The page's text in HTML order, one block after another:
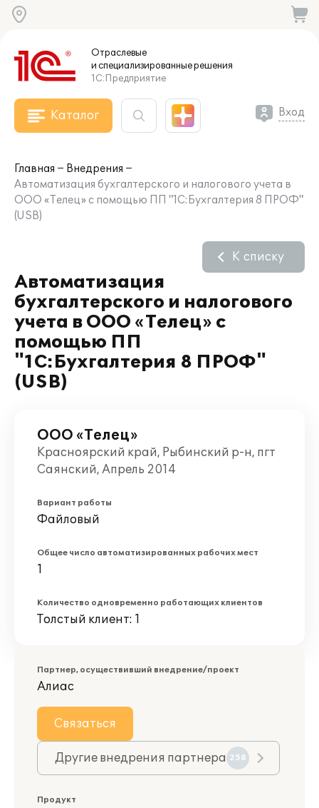
Отраслевые
и специализированныерешения
1С:Предприятие
Каталог Вход
Главная
Внедрения
Автоматизация бухгалтерского и налогового учета в
ООО «Телец» с помощью ПП "1С:Бухгалтерия 8 ПРОФ"
(USB)
Автоматизация
бухгалтерского и налогового
учета в ООО «Телец» с
помощью ПП
"1С:Бухгалтерия 8 ПРОФ"
(USB)
К списку
ООО «Телец»
Красноярский край, Рыбинский р-н, пгт
Саянский, Апрель 2014
Вариант работы
Файловый
Общее число автоматизированных рабочих мест
1
Количество одновременно работающих клиентов
Толстый клиент: 1
Партнер, осуществивший внедрение/проект
Алиас
Связаться
Другие внедрения партнера 258
Продукт